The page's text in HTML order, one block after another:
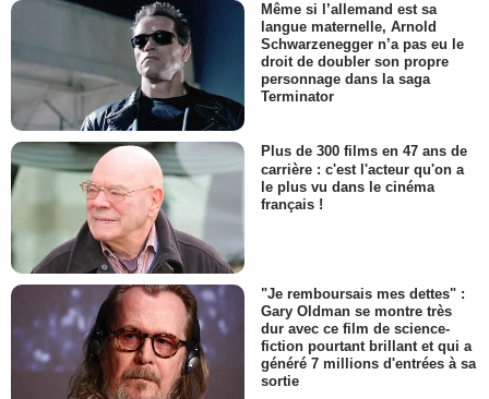
Même si l’allemand est sa
langue maternelle, Arnold
Schwarzenegger n’a pas eu le
droit de doubler son propre
personnage dans la saga
Terminator
Plus de 300 films en 47 ans de
carrière : c'est l'acteur qu'on a
le plus vu dans le cinéma
français !
"Je remboursais mes dettes" :
Gary Oldman se montre très
dur avec ce film de science-
fiction pourtant brillant et qui a
généré 7 millions d'entrées à sa
sortie